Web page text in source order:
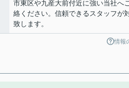
市東区や九産大前付近に強い当社へ
絡ください。信頼できるスタッフが
致します。
情報